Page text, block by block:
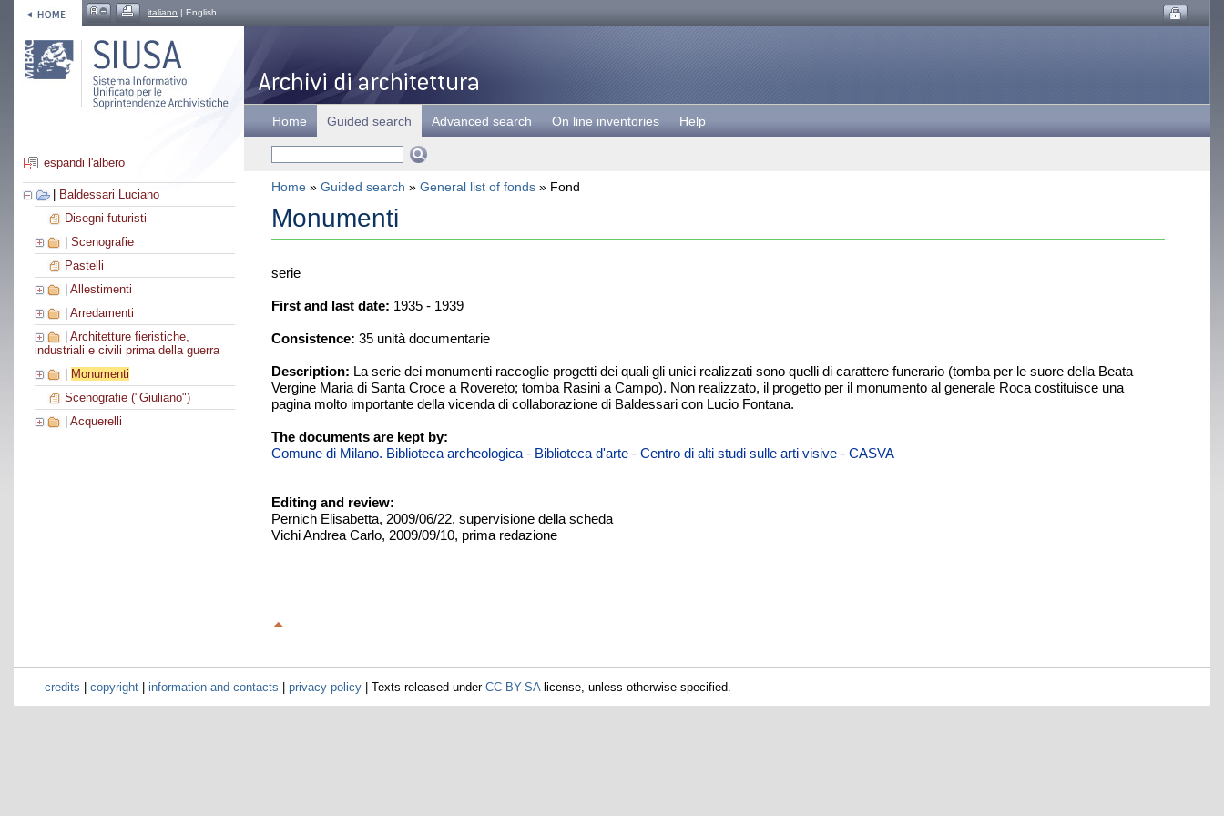
italiano | English
espandi l'albero
Baldessari Luciano
Disegni futuristi
Scenografie
Pastelli
Allestimenti
Arredamenti
Architetture fieristiche,
industriali e civili prima della guerra
Monumenti
Scenografie ("Giuliano")
Acquerelli
Home Guided search Advanced search On line inventories Help
Home » Guided search » General list of fonds » Fond
Monumenti
serie
First and last date: 1935 - 1939
Consistence: 35 unità documentarie
Description: La serie dei monumenti raccoglie progetti dei quali gli unici realizzati sono quelli di carattere funerario (tomba per le suore della Beata
Vergine Maria di Santa Croce a Rovereto; tomba Rasini a Campo). Non realizzato, il progetto per il monumento al generale Roca costituisce una
pagina molto importante della vicenda di collaborazione di Baldessari con Lucio Fontana.
The documents are kept by:
Comune di Milano. Biblioteca archeologica - Biblioteca d'arte - Centro di alti studi sulle arti visive - CASVA
Editing and review:
Pernich Elisabetta, 2009/06/22, supervisione della scheda
Vichi Andrea Carlo, 2009/09/10, prima redazione
credits | copyright| information and contacts | privacy policy| Texts released under CC BY-SAlicense, unless otherwise specified.